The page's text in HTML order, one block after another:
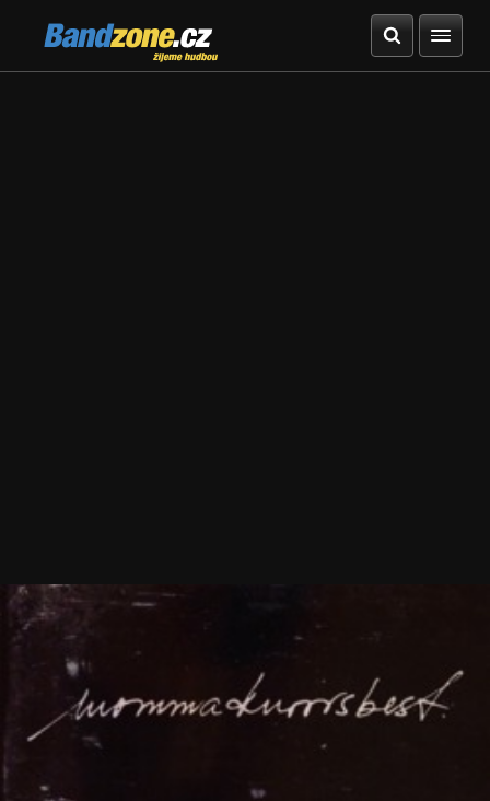
Bandzone.cz
žijeme hudbou